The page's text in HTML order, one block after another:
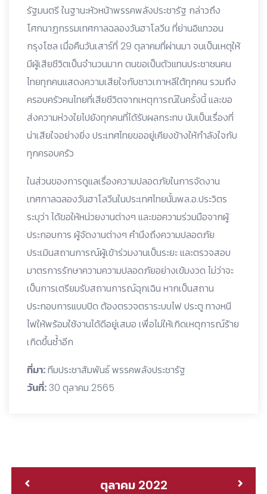
รัฐมนตรี ในฐานะหัวหน้าพรรคพลังประชารัฐ กล่าวถึง
โศกนาฏกรรมเทศกาลฉลองวันฮาโลวีน ที่ย่านอิแทวอน
กรุงโซล เมื่อคืนวันเสาร์ที่ 29 ตุลาคมที่ผ่านมา จนเป็นเหตุให้
มีผู้เสียชีวิตเป็นจำนวนมาก ตนขอเป็นตัวแทนประชาชนคน
ไทยทุกคนแสดงความเสียใจกับชาวเกาหลีใต้ทุกคน รวมถึง
ครอบครัวคนไทยที่เสียชีวิตจากเหตุการณ์ในครั้งนี้ และขอ
ส่งความห่วงใยไปยังทุกคนที่ได้รับผลกระทบ นับเป็นเรื่องที่
น่าเสียใจอย่างยิ่ง ประเทศไทยขออยู่เคียงข้างให้กำลังใจกับ
ทุกครอบครัว
ในส่วนของการดูแลเรื่องความปลอดภัยในการจัดงาน
เทศกาลฉลองวันฮาโลวีนในประเทศไทยนั้นพล.อ.ประวิตร
ระบุว่า ได้ขอให้หน่วยงานต่างๆ และขอความร่วมมือจากผู้
ประกอบการ ผู้จัดงานต่างๆ คำนึงถึงความปลอดภัย
ประเมินสถานการณ์ผู้เข้าร่วมงานเป็นระยะ และตรวจสอบ
มาตรการรักษาความความปลอดภัยอย่างเข้มงวด ไม่ว่าจะ
เป็นการเตรียมรับสถานการณ์ฉุกเฉิน หากเป็นสถาน
ประกอบการแบบปิด ต้องตรวจตราระบบไฟ ประตู ทางหนี
ไฟให้พร้อมใช้งานได้ดีอยู่เสมอ เพื่อไม่ให้เกิดเหตุการณ์ร้าย
เกิดขึ้นซ้ำอีก
ที่มา:ทีมประชาสัมพันธ์ พรรคพลังประชารัฐ
วันที่:30 ตุลาคม 2565
ตุลาคม 2022